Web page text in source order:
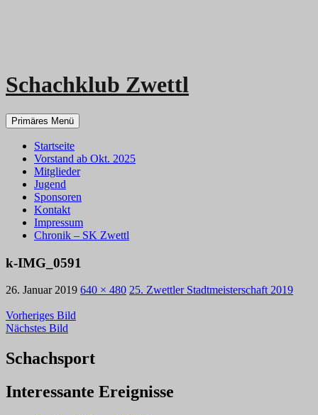
Schachklub Zwettl
Primäres Menü Zum
Inhalt
Startseite
Vorstand ab Okt. 2025
Mitglieder
Jugend
Sponsoren
Kontakt
Impressum
Chronik – SK Zwettl
k-IMG_0591
26. Januar 2019 640 × 480 25. Zwettler Stadtmeisterschaft 2019
Vorheriges Bild
Nächstes Bild
Schachsport
Interessante Ereignisse